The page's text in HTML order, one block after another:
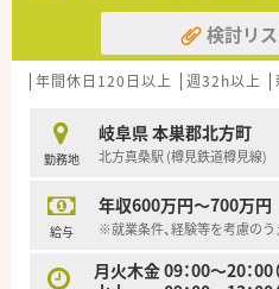
＼ こんな会社です ／
■三重県・岐阜県に調剤薬局7
■代表も薬剤師で、現場目線
す。
患者様のご家族各世代から
局です。
■今後も店舗拡大を計画中！
も行っております。
検討リ
年間休日120日以上 週32h以上
勤務地
岐阜県 本巣郡北方町
北方真桑駅 (樽見鉄道樽見線)
給与
年収600万円～700万円
※就業条件、経験等を考慮のう
月火木金 09：00～20：00